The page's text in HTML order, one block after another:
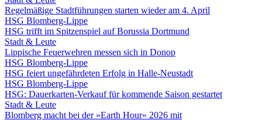
Regelmäßige Stadtführungen starten wieder am 4. April
HSG Blomberg-Lippe
HSG trifft im Spitzenspiel auf Borussia Dortmund
Stadt & Leute
Lippische Feuerwehren messen sich in Donop
HSG Blomberg-Lippe
HSG feiert ungefährdeten Erfolg in Halle-Neustadt
HSG Blomberg-Lippe
HSG: Dauerkarten-Verkauf für kommende Saison gestartet
Stadt & Leute
Blomberg macht bei der »Earth Hour« 2026 mit